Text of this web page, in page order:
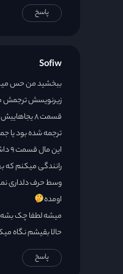
پاسخ
Sofiw
زیرنویسش ترجمش
قسمت ۸
ترجمه شده بود یا
رانندگی میکنم که
وسط حرف دلداری
اومده
میشه لطفا چک
حالا بقیشم نگاه
پاسخ